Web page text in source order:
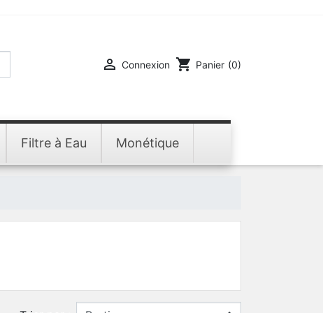
 Connexion shopping_cart Panier (0)
Filtre à Eau Monétique